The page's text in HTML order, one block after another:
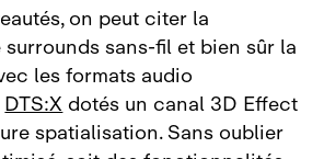
on peut citer la
sans‑fil et bien sûr la
les formats audio
DTS:Xdotés un canal 3D Effect
spatialisation. Sans oublier